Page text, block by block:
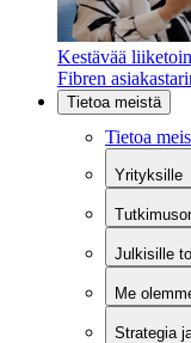
Kestävää
Fibren
Tietoa meistä
Tietoa
Yrityksille
Julkisille
Me
Strategia